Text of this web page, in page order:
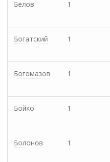
Белов 1
Богатский 1
Богомазов 1
Бойко 1
Болонов 1